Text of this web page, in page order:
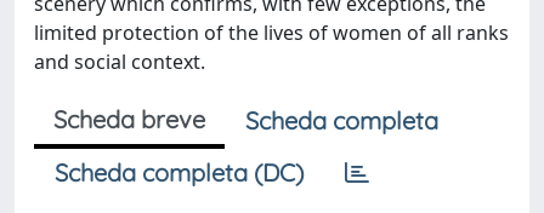
limited protection of the lives of women of all ranks
and social context.
Scheda breve
Scheda completa
Scheda completa (DC)